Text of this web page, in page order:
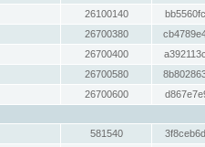
26100140
26700380
26700400
26700580
26700600
581540